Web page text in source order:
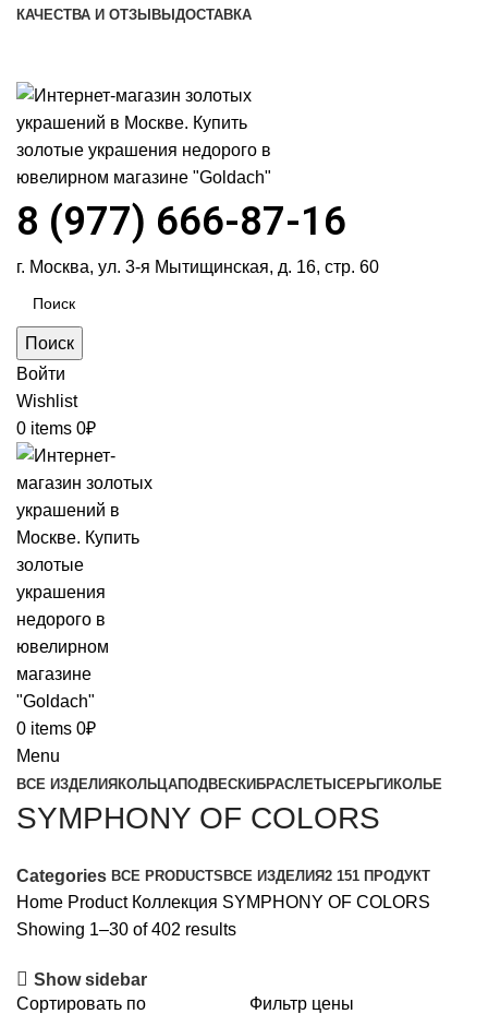
КАЧЕСТВА И ОТЗЫВЫ ДОСТАВКА
8 (977) 666-87-16
г. Москва, ул. 3-я Мытищинская, д. 16, стр. 60
Поиск
Войти
Wishlist
0 items 0₽
0 items 0₽
Menu
ВСЕ ИЗДЕЛИЯ КОЛЬЦАПОДВЕСКИ БРАСЛЕТЫ СЕРЬГИ КОЛЬЕ
SYMPHONY OF COLORS
Categories ВСЕ PRODUCTS ВСЕ ИЗДЕЛИЯ2 151 ПРОДУКТ
Home Product Коллекция SYMPHONY OF COLORS
Showing 1–30 of 402 results
Show sidebar
Сортировать по
Фильтр цены